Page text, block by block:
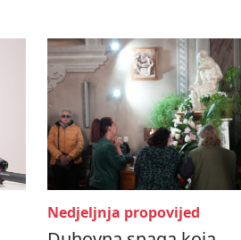
Nedjeljnja propovijed